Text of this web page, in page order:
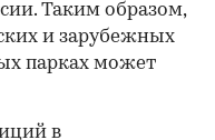
Таким образом,
и зарубежных
парках может
в